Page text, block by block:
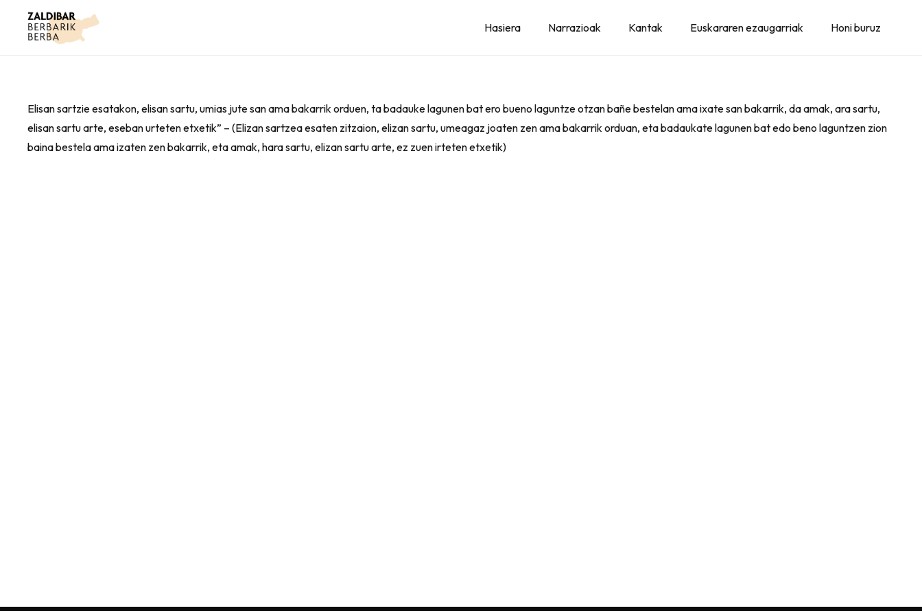
Hasiera Narrazioak Kantak Euskararen ezaugarriak Honi buruz
Elisan sartzie esatakon, elisan sartu, umias jute san ama bakarrik orduen, ta badauke lagunen bat ero bueno laguntze otzan bañe bestelan ama ixate san bakarrik, da amak, ara sartu,
elisan sartu arte, eseban urteten etxetik” – (Elizan sartzea esaten zitzaion, elizan sartu, umeagaz joaten zen ama bakarrik orduan, eta badaukate lagunen bat edo beno laguntzen zion
baina bestela ama izaten zen bakarrik, eta amak, hara sartu, elizan sartu arte, ez zuen irteten etxetik)